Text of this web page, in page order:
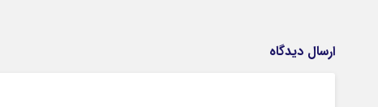
ارسال دیدگاه